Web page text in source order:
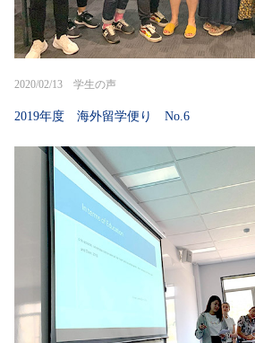
2020/02/13 学生の声
2019年度 海外留学便り No.6